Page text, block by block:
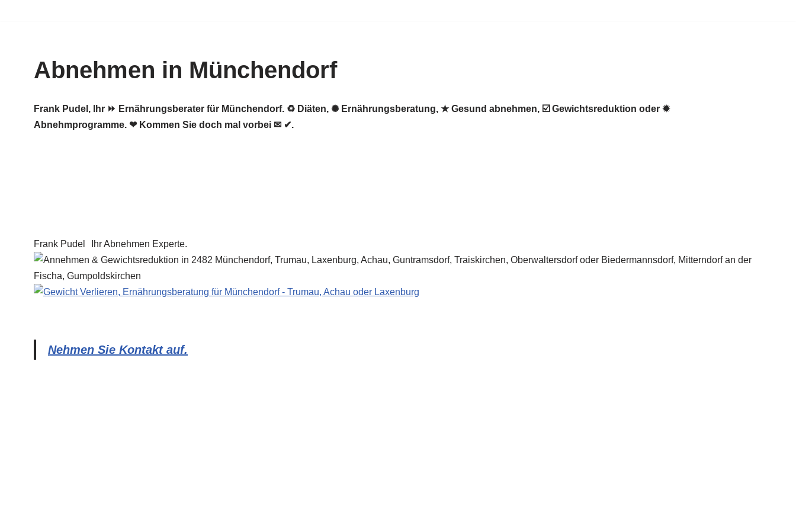
springenAbnehmen in Münchendorf
Frank Pudel, Ihr ⏩ Ernährungsberater für Münchendorf. ♻ Diäten, ✺ Ernährungsberatung, ★ Gesund abnehmen, ☑️ Gewichtsreduktion oder ✹
Abnehmprogramme. ❤ Kommen Sie doch mal vorbei ✉ ✔.
Frank Pudel Ihr Abnehmen Experte.
Nehmen Sie Kontakt auf.